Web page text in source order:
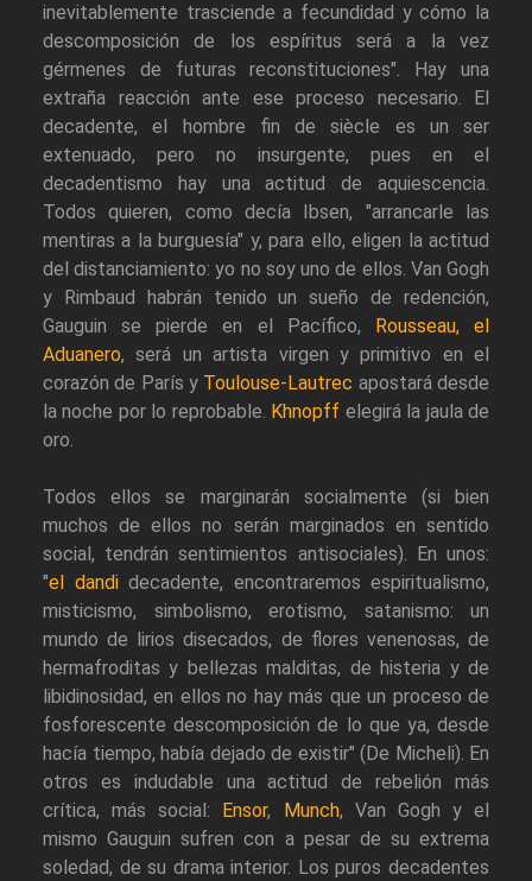
inevitablemente trasciende a fecundidad y cómo la
descomposición de los espíritus será a la vez
gérmenes de futuras reconstituciones". Hay una
extraña reacción ante ese proceso necesario. El
decadente, el hombre fin de siècle es un ser
extenuado, pero no insurgente, pues en el
decadentismo hay una actitud de aquiescencia.
Todos quieren, como decía Ibsen, "arrancarle las
mentiras a la burguesía" y, para ello, eligen la actitud
del distanciamiento: yo no soy uno de ellos. Van Gogh
y Rimbaud habrán tenido un sueño de redención,
Gauguin se pierde en el Pacífico,
Rousseau, el
Aduanero, será un artista virgen y primitivo en el
corazón de París y Toulouse-Lautrec apostará desde
la noche por lo reprobable. Khnopff elegirá la jaula de
oro.
Todos ellos se marginarán socialmente (si bien
muchos de ellos no serán marginados en sentido
social, tendrán sentimientos antisociales). En unos:
"el dandidecadente, encontraremos espiritualismo,
misticismo, simbolismo, erotismo, satanismo: un
mundo de lirios disecados, de flores venenosas, de
hermafroditas y bellezas malditas, de histeria y de
libidinosidad, en ellos no hay más que un proceso de
fosforescente descomposición de lo que ya, desde
hacía tiempo, había dejado de existir" (De Micheli). En
otros es indudable una actitud de rebelión más
crítica, más social:
Ensor, Munch, Van Gogh y el
mismo Gauguin sufren con a pesar de su extrema
soledad, de su drama interior. Los puros decadentes